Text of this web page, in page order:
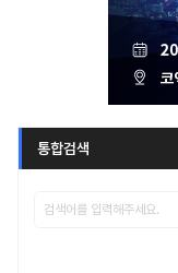
통합검색